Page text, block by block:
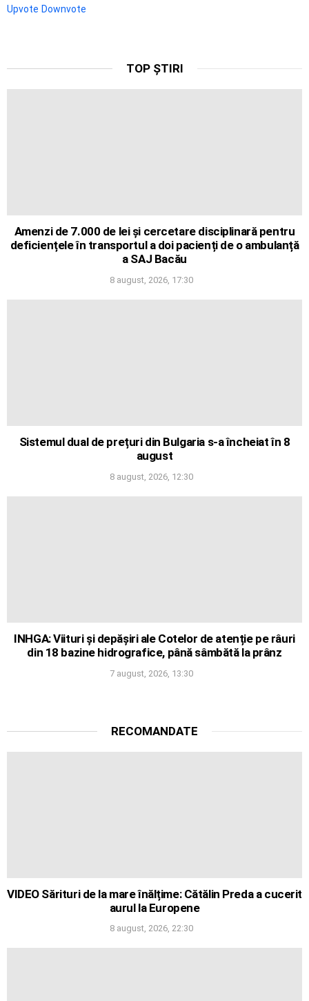
Upvote Downvote
TOP ȘTIRI
Amenzi de 7.000 de lei și cercetare disciplinară pentru
deficiențele în transportul a doi pacienți de o ambulanță
a SAJ Bacău
8 august, 2026, 17:30
Sistemul dual de prețuri din Bulgaria s-a încheiat în 8
august
8 august, 2026, 12:30
INHGA: Viituri și depășiri ale Cotelor de atenție pe râuri
din 18 bazine hidrografice, până sâmbătă la prânz
7 august, 2026, 13:30
RECOMANDATE
VIDEO Sărituri de la mare înălțime: Cătălin Preda a cucerit
aurul la Europene
8 august, 2026, 22:30